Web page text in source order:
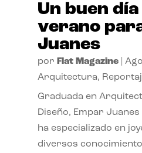
Un buen día
verano
Juanes
por Flat Magazine|
Arquitectura,
Graduada en
Diseño, Empar Juanes
ha especializado en
diversos